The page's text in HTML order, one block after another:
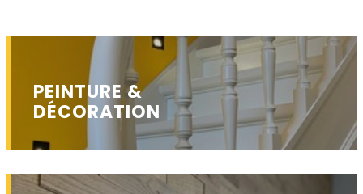
PEINTURE &
DÉCORATION